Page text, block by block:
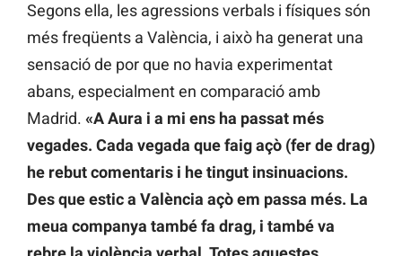
Segons ella, les agressions verbals i físiques són
més freqüents a València, i això ha generat una
sensació de por que no havia experimentat
abans, especialment en comparació amb
Madrid. «A Aura i a mi ens ha passat més
vegades. Cada vegada que faig açò (fer de drag)
he rebut comentaris i he tingut insinuacions.
Des que estic a València açò em passa més. La
meua companya també fa drag, i també va